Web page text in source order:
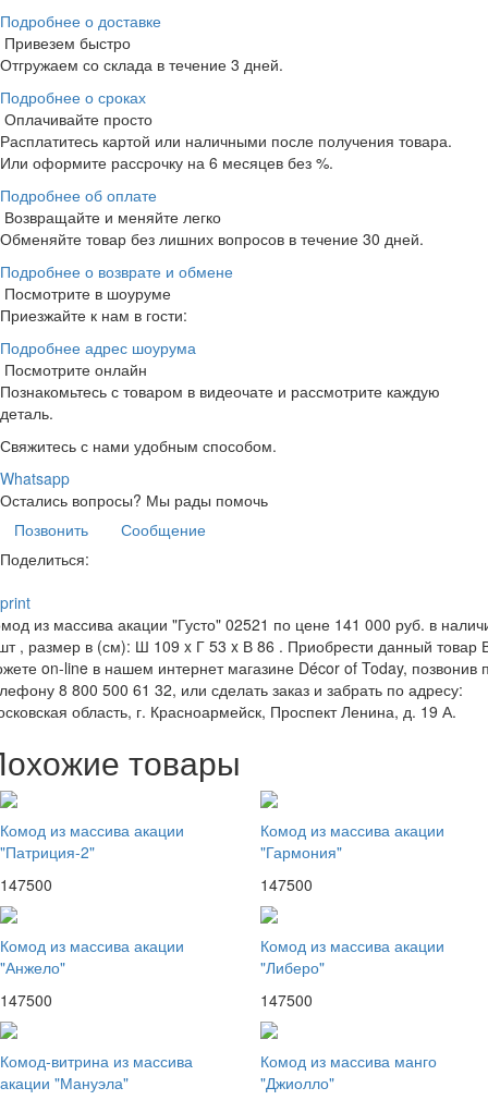
Подробнее о доставке
Привезем быстро
Отгружаем со склада в течение 3 дней.
Подробнее о сроках
Оплачивайте просто
Расплатитесь картой или наличными после получения товара.
Или оформите рассрочку на 6 месяцев без %.
Подробнее об оплате
Возвращайте и меняйте легко
Обменяйте товар без лишних вопросов в течение 30 дней.
Подробнее о возврате и обмене
Посмотрите в шоуруме
Приезжайте к нам в гости:
Подробнее адрес шоурума
Посмотрите онлайн
Познакомьтесь с товаром в видеочате и рассмотрите каждую
деталь.
Свяжитесь с нами удобным способом.
Whatsapp
Остались вопросы? Мы рады помочь
Позвонить
Сообщение
Поделиться:
print
из массива акации "Густо" 02521 по цене 141 000 руб. в
, размер в (см): Ш 109 x Г 53 x В 86 . Приобрести данный товар
on-line в нашем интернет магазине Décor of Today, позвонив
8 800 500 61 32, или сделать заказ и забрать по адресу:
область, г. Красноармейск, Проспект Ленина, д. 19 А.
товары
Комод из массива акации
"Патриция-2"
147500
Комод из массива акации
"Гармония"
147500
Комод из массива акации
"Анжело"
147500
Комод из массива акации
"Либеро"
147500
Комод-витрина из массива
акации "Мануэла"
Комод из массива манго
"Джиолло"